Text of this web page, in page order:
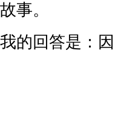
故事。
我的回答是：